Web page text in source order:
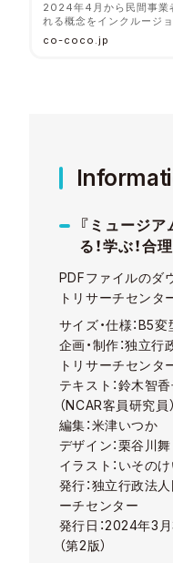
2024年4月から民間事業
れる概念をインクルージ
菜さんに解説いただきまし
co-coco.jp
『ミュージア
る！学ぶ！合
PDFファイルのダ
トリサーチセンタ
サイズ・仕様：B5
企画・制作：独立
トリサーチセンター
テキスト：鈴木智
（NCAR客員研究員）
編集：米津いつか
デザイン：栗谷川舞
イラスト：いその
発行：独立行政法
ーチセンター
発行日：2024年3月
（第2版）